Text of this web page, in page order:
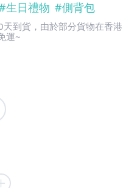
生日禮物 #側背包
到貨，由於部分貨物在香港
運~